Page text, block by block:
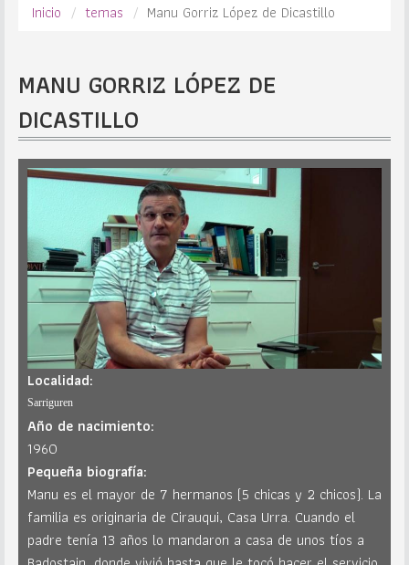
Inicio temas Manu Gorriz López de Dicastillo
MANU GORRIZ LÓPEZ DE
DICASTILLO
Localidad:
Sarriguren
Año de nacimiento:
1960
Pequeña biografía:
Manu es el mayor de 7 hermanos (5 chicas y 2 chicos). La
familia es originaria de Cirauqui, Casa Urra. Cuando el
padre tenía 13 años lo mandaron a casa de unos tíos a